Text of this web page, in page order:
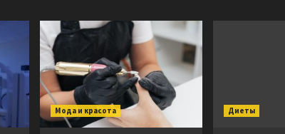
Мода и красота Диеты